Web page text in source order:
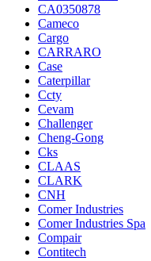
CA0350878
Cameco
Cargo
CARRARO
Case
Caterpillar
Ccty
Cevam
Challenger
Cheng-Gong
Cks
CLAAS
CLARK
CNH
Comer Industries
Comer Industries Spa
Compair
Contitech